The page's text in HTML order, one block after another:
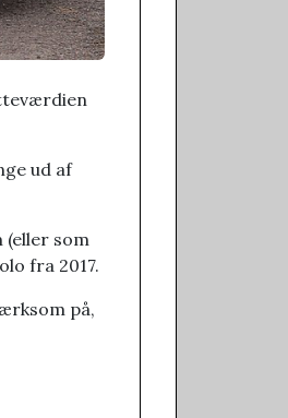
ud af
(eller som
fra 2017.
på,